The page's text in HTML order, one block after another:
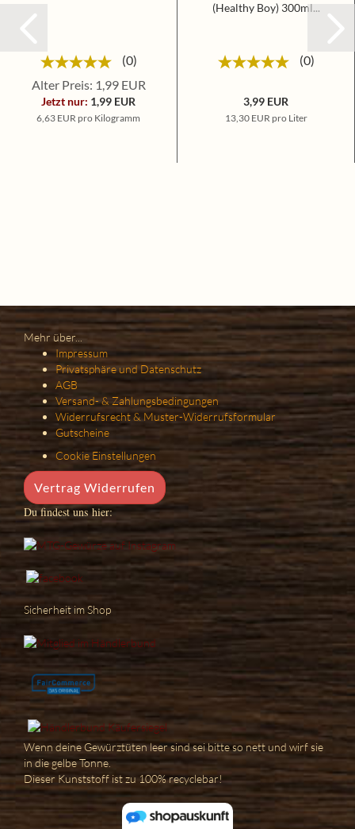
0
Alter Preis: 1,99 EUR
Jetzt nur: 1,99 EUR
6,63 EUR pro Kilogramm
(Healthy Boy) 300ml...
0
3,99 EUR
13,30 EUR pro Liter
Mehr über...
Impressum
Privatsphäre und Datenschutz
AGB
Versand- & Zahlungsbedingungen
Widerrufsrecht & Muster-Widerrufsformular
Gutscheine
Cookie Einstellungen
Vertrag Widerrufen
Du findest uns hier:
Sicherheit im Shop
Wenn deine Gewürztüten leer sind sei bitte so nett und wirf sie
in die gelbe Tonne.
Dieser Kunststoff ist zu 100% recyclebar!